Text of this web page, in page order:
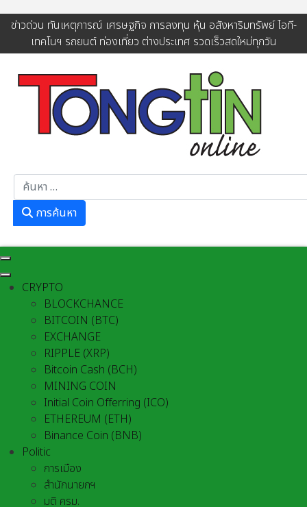
ข่าวด่วน ทันเหตุการณ์ เศรษฐกิจ การลงทุน หุ้น อสังหาริมทรัพย์ ไอที-
เทคโนฯ รถยนต์ ท่องเที่ยว ต่างประเทศ รวดเร็วสดใหม่ทุกวัน
การค้นหา
CRYPTO
BLOCKCHANCE
BITCOIN (BTC)
EXCHANGE
RIPPLE (XRP)
Bitcoin Cash (BCH)
MINING COIN
Initial Coin Offerring (ICO)
ETHEREUM (ETH)
Binance Coin (BNB)
Politic
การเมือง
สำนักนายกฯ
มติ ครม.